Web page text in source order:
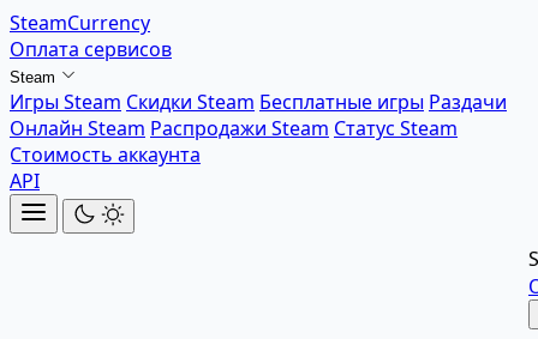
SteamCurrency
Оплата сервисов
Steam
Игры Steam Скидки Steam Бесплатные игры Раздачи
Онлайн Steam Распродажи Steam Статус Steam
Стоимость аккаунта
API